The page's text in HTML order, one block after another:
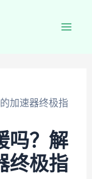
加速器终极指
吗？解
终极指